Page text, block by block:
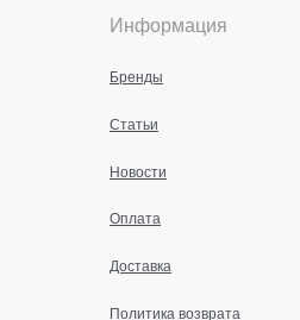
Информация
Бренды
Статьи
Новости
Оплата
Доставка
Политика возврата